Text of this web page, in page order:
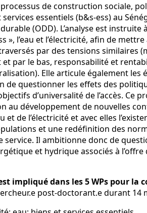
de construction sociale,
essentiels (b&s-ess) au
(ODD). L’analyse est instruite
», l’eau et l’électricité, afin de
par des tensions similaires
par le bas, responsabilité et
Elle articule également les
de questionner les effets des
d’universalité de l’accès. Ce
au développement de nouvelles
de l’électricité et avec elles
et une redéfinition des
Il ambitionne donc de
et hydrique associés à l’offre
impliqué dans les 5 WPs pour la
post-doctorant.e durant 14